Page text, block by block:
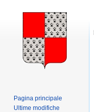
Pagina principale
Ultime modifiche